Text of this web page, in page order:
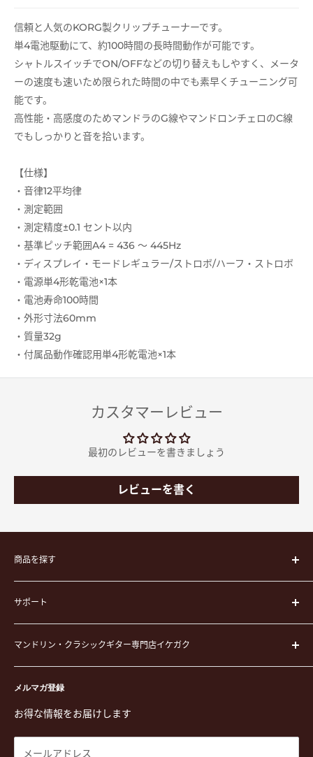
信頼と人気のKORG製クリップチューナーです。
単4電池駆動にて、約100時間の長時間動作が可能です。
シャトルスイッチでON/OFFなどの切り替えもしやすく、メータ
ーの速度も速いため限られた時間の中でも素早くチューニング可
能です。
高性能・高感度のためマンドラのG線やマンドロンチェロのC線
でもしっかりと音を拾います。
【仕様】
・音律12平均律
・測定範囲
・測定精度±0.1 セント以内
・基準ピッチ範囲A4 = 436 ～ 445Hz
・ディスプレイ・モードレギュラー/ストロボ/ハーフ・ストロボ
・電源単4形乾電池×1本
・電池寿命100時間
・外形寸法60mm
・質量32g
・付属品動作確認用単4形乾電池×1本
カスタマーレビュー
最初のレビューを書きましょう
レビューを書く
商品を探す
楽器
楽器ケース
弦
ピック
演奏用品
ステーショナリー&アクセサリー
楽譜
DVD
サポート
運営会社
イケガクについて
お買い物ガイド
特定商取引法に基づく表示
プライバシーポリシー
商品検索
メルマガ登録
お得な情報をお届けします
メールアドレス
マンドリン・クラシックギター専門店イケガク
〒171-0021 東京都豊島区西池袋3-23-5 芦沢ビル2F
TEL. 03-5952-1391 / FAX. 03-5952-1392
営業時間 月-水,金,土 11:00-19:00 / 日,祝 11:00-18:00 (木曜定
休)